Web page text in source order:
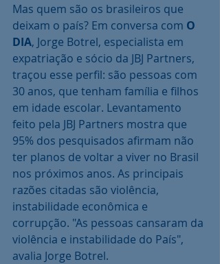
Mas quem são os brasileiros que
deixam o país? Em conversa com O
DIA, Jorge Botrel, especialista em
expatriação e sócio da JBJ Partners,
traçou esse perfil: são pessoas com
30 anos, que tenham família e filhos
em idade escolar. Levantamento
feito pela JBJ Partners mostra que
95% dos pesquisados afirmam não
ter planos de voltar a viver no Brasil
nos próximos anos. As principais
razões citadas são violência,
instabilidade econômica e
corrupção. "As pessoas cansaram da
violência e instabilidade do País",
avalia Jorge Botrel.